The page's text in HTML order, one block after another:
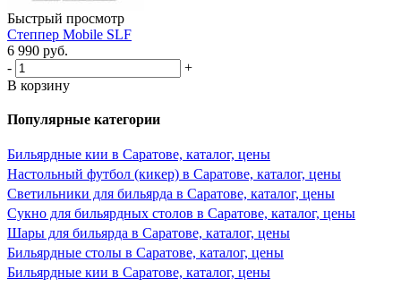
Быстрый просмотр
Степпер Mobile SLF
6 990 руб.
-
+
В корзину
Популярные категории
Бильярдные кии в Саратове, каталог, цены
Настольный футбол (кикер) в Саратове, каталог, цены
Светильники для бильярда в Саратове, каталог, цены
Сукно для бильярдных столов в Саратове, каталог, цены
Шары для бильярда в Саратове, каталог, цены
Бильярдные столы в Саратове, каталог, цены
Бильярдные кии в Саратове, каталог, цены